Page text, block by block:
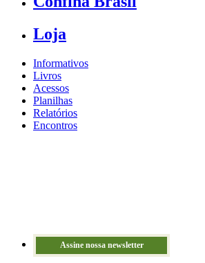
Loja
Informativos
Livros
Acessos
Planilhas
Relatórios
Encontros
Assine nossa newsletter